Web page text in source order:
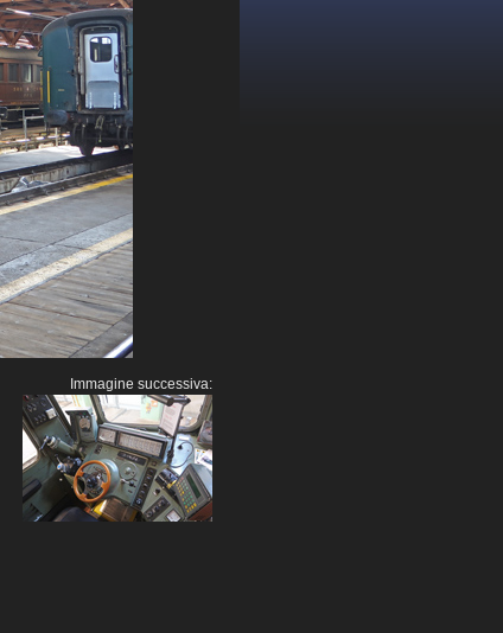
Immagine successiva: